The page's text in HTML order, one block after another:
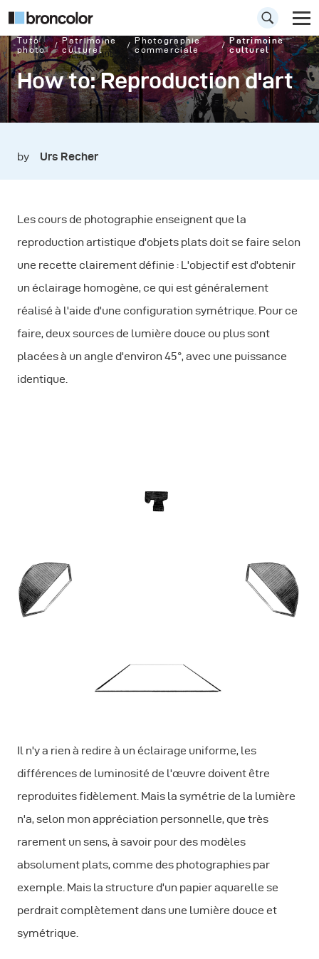
Tuto
photo
Patrimoine
culturel
Photographie
commerciale
Patrimoine
culturel
How to: Reproduction d'art
by Urs Recher
Les cours de photographie enseignent que la
reproduction artistique d'objets plats doit se faire selon
une recette clairement définie : L'objectif est d'obtenir
un éclairage homogène, ce qui est généralement
réalisé à l'aide d'une configuration symétrique. Pour ce
faire, deux sources de lumière douce ou plus sont
placées à un angle d'environ 45°, avec une puissance
identique.
Il n'y a rien à redire à un éclairage uniforme, les
différences de luminosité de l'œuvre doivent être
reproduites fidèlement. Mais la symétrie de la lumière
n'a, selon mon appréciation personnelle, que très
rarement un sens, à savoir pour des modèles
absolument plats, comme des photographies par
exemple. Mais la structure d'un papier aquarelle se
perdrait complètement dans une lumière douce et
symétrique.